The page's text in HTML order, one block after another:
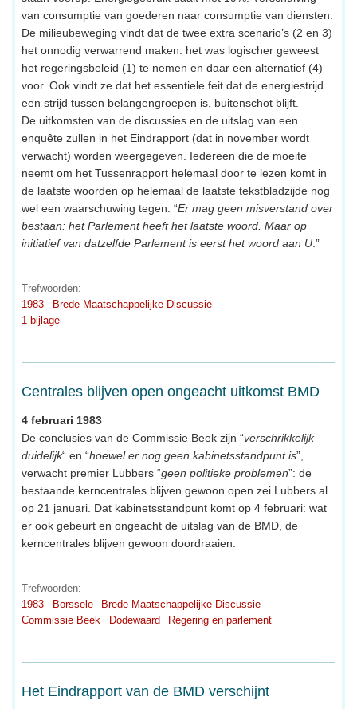
van consumptie van goederen naar consumptie van diensten.
De milieubeweging vindt dat de twee extra scenario’s (2 en 3)
het onnodig verwarrend maken: het was logischer geweest
het regeringsbeleid (1) te nemen en daar een alternatief (4)
voor. Ook vindt ze dat het essentiele feit dat de energiestrijd
een strijd tussen belangengroepen is, buitenschot blijft.
De uitkomsten van de discussies en de uitslag van een
enquête zullen in het Eindrapport (dat in november wordt
verwacht) worden weergegeven. Iedereen die de moeite
neemt om het Tussenrapport helemaal door te lezen komt in
de laatste woorden op helemaal de laatste tekstbladzijde nog
wel een waarschuwing tegen: “Er mag geen misverstand over
bestaan: het Parlement heeft het laatste woord. Maar op
initiatief van datzelfde Parlement is eerst het woord aan U .”
Trefwoorden:
1983
Brede Maatschappelijke Discussie
1 bijlage
Centrales blijven open ongeacht uitkomst BMD
4 februari 1983
De conclusies van de Commissie Beek zijn “verschrikkelijk
duidelijk“ en “hoewel er nog geen kabinetsstandpunt is”,
verwacht premier Lubbers “geen politieke problemen”: de
bestaande kerncentrales blijven gewoon open zei Lubbers al
op 21 januari. Dat kabinetsstandpunt komt op 4 februari: wat
er ook gebeurt en ongeacht de uitslag van de BMD, de
kerncentrales blijven gewoon doordraaien.
Trefwoorden:
1983
Borssele
Brede Maatschappelijke Discussie
Commissie Beek
Dodewaard Regering en parlement
Het Eindrapport van de BMD verschijnt